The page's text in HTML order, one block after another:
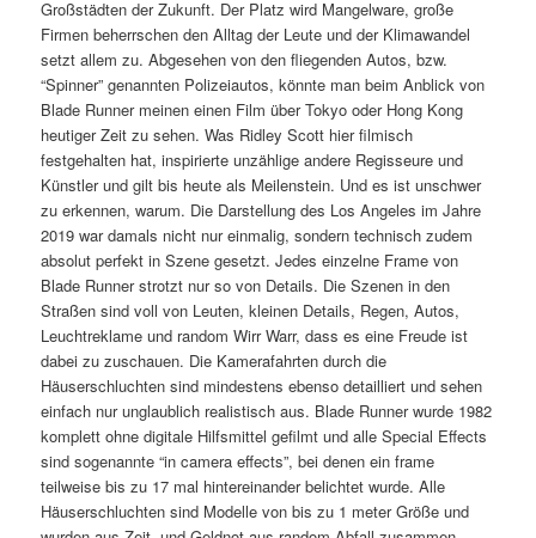
Großstädten der Zukunft. Der Platz wird Mangelware, große
Firmen beherrschen den Alltag der Leute und der Klimawandel
setzt allem zu. Abgesehen von den fliegenden Autos, bzw.
“Spinner” genannten Polizeiautos, könnte man beim Anblick von
Blade Runner meinen einen Film über Tokyo oder Hong Kong
heutiger Zeit zu sehen. Was Ridley Scott hier filmisch
festgehalten hat, inspirierte unzählige andere Regisseure und
Künstler und gilt bis heute als Meilenstein. Und es ist unschwer
zu erkennen, warum. Die Darstellung des Los Angeles im Jahre
2019 war damals nicht nur einmalig, sondern technisch zudem
absolut perfekt in Szene gesetzt. Jedes einzelne Frame von
Blade Runner strotzt nur so von Details. Die Szenen in den
Straßen sind voll von Leuten, kleinen Details, Regen, Autos,
Leuchtreklame und random Wirr Warr, dass es eine Freude ist
dabei zu zuschauen. Die Kamerafahrten durch die
Häuserschluchten sind mindestens ebenso detailliert und sehen
einfach nur unglaublich realistisch aus. Blade Runner wurde 1982
komplett ohne digitale Hilfsmittel gefilmt und alle Special Effects
sind sogenannte “in camera effects”, bei denen ein frame
teilweise bis zu 17 mal hintereinander belichtet wurde. Alle
Häuserschluchten sind Modelle von bis zu 1 meter Größe und